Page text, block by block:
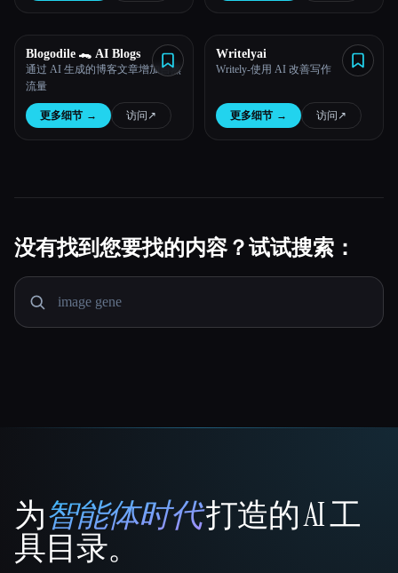
Blogodile 🐊 AI Blogs
通过 AI 生成的博客文章增加自然
流量
更多细节 → 访问 ↗︎
Writelyai
Writely-使用 AI 改善写作
更多细节 → 访问 ↗︎
没有找到您要找的内容？试试搜索：
That AI Collection
为智能体时代打造的 AI 工
具目录。